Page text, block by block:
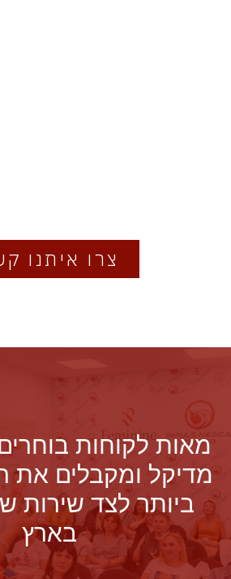
צרו איתנו
מאות לקוחות
מדיקל ומקבלים את
ביותר לצד שירות
בארץ